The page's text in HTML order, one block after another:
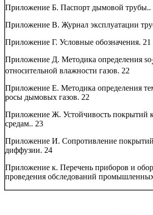
Приложение Б. Паспорт дымовой трубы..
Приложение В. Журнал эксплуатации
Приложение Г. Условные обозначения. 21
Приложение Д. Методика определения so
относительной влажности газов. 22
Приложение Е. Методика определения
росы дымовых газов. 22
Приложение Ж. Устойчивость покрытий
средам.. 23
Приложение И. Сопротивление
диффузии. 24
Приложение к. Перечень приборов и
проведения обследований